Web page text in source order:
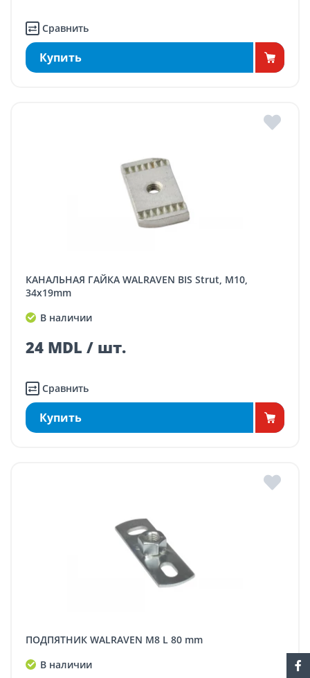
Сравнить
Купить
КАНАЛЬНАЯ ГАЙКА WALRAVEN BIS Strut, M10,
34x19mm
В наличии
24 MDL / шт.
Сравнить
Купить
ПОДПЯТНИК WALRAVEN M8 L 80 mm
В наличии